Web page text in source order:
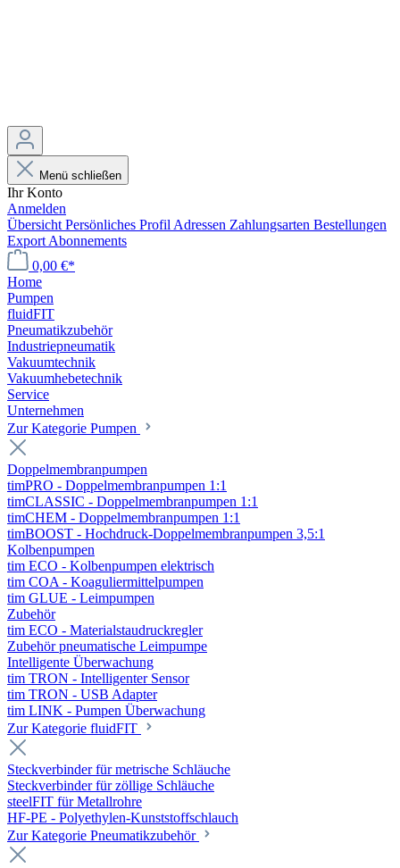
Menü schließen
Ihr Konto
Anmelden
Übersicht Persönliches Profil Adressen Zahlungsarten Bestellungen
Export Abonnements
0,00 €*
Home
Pumpen
fluidFIT
Pneumatikzubehör
Industriepneumatik
Vakuumtechnik
Vakuumhebetechnik
Service
Unternehmen
Zur Kategorie Pumpen
Doppelmembranpumpen
timPRO - Doppelmembranpumpen 1:1
timCLASSIC - Doppelmembranpumpen 1:1
timCHEM - Doppelmembranpumpen 1:1
timBOOST - Hochdruck-Doppelmembranpumpen 3,5:1
Kolbenpumpen
tim ECO - Kolbenpumpen elektrisch
tim COA - Koaguliermittelpumpen
tim GLUE - Leimpumpen
Zubehör
tim ECO - Materialstaudruckregler
Zubehör pneumatische Leimpumpe
Intelligente Überwachung
tim TRON - Intelligenter Sensor
tim TRON - USB Adapter
tim LINK - Pumpen Überwachung
Zur Kategorie fluidFIT
Steckverbinder für metrische Schläuche
Steckverbinder für zöllige Schläuche
steelFIT für Metallrohre
HF-PE - Polyethylen-Kunststoffschlauch
Zur Kategorie Pneumatikzubehör